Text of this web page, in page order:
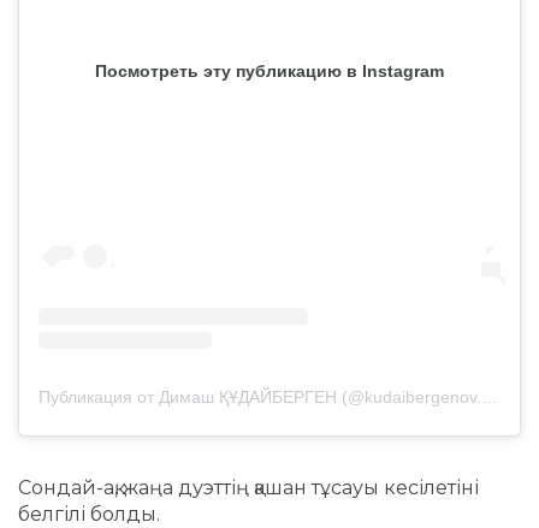
Посмотреть эту публикацию в Instagram
Сондай-ақ, жаңа дуэттің қашан тұсауы кесілетіні
белгілі болды.